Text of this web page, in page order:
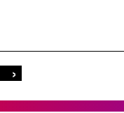
›